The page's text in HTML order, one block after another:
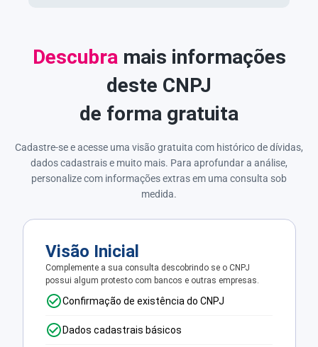
Descubra mais informações
deste CNPJ
de forma gratuita
Cadastre-se e acesse uma visão gratuita com histórico de dívidas,
dados cadastrais e muito mais. Para aprofundar a análise,
personalize com informações extras em uma consulta sob
medida.
Visão Inicial
Complemente a sua consulta descobrindo se o CNPJ
possui algum protesto com bancos e outras empresas.
Confirmação de existência do CNPJ
Dados cadastrais básicos